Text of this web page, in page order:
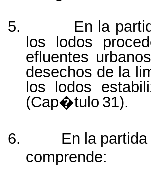
5.
En la
los lodos
efluentes
desechos de la
los lodos
(Cap�tulo 31).
6. En la partida
comprende: